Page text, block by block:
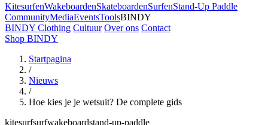
KitesurfenWakeboardenSkateboardenSurfenStand-Up Paddle
CommunityMediaEventsToolsBINDY
BINDY Clothing Cultuur Over ons Contact
Shop BINDY
Startpagina
/
Nieuws
/
Hoe kies je je wetsuit? De complete gids
kitesurfsurfwakeboardstand-up-paddle